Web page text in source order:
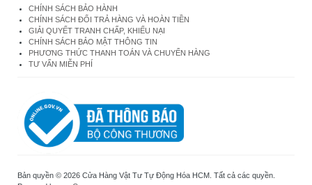
run
nike
roshe
run
portugal
oakley
greece
nike
greece
greece
CHÍNH SÁCH BẢO HÀNH
CHÍNH SÁCH ĐỔI TRẢ HÀNG VÀ HOÀN TIỀN
GIẢI QUYẾT TRANH CHẤP, KHIẾU NẠI
CHÍNH SÁCH BẢO MẬT THÔNG TIN
PHƯƠNG THỨC THANH TOÁN VÀ CHUYỂN HÀNG
TƯ VẤN MIỄN PHÍ
Bản quyền © 2026 Cửa Hàng Vật Tư Tự Động Hóa HCM. Tất cả các quyền.